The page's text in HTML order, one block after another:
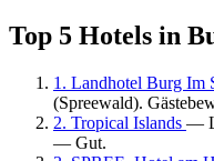
Top 5 Hotels in
1. Landhotel Burg Im
(Spreewald).
2. Tropical Islands —
— Gut.